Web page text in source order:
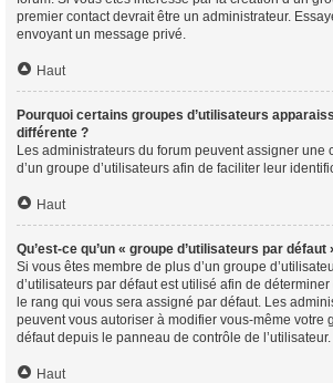
premier contact devrait être un administrateur.
envoyant un message privé.
Haut
Pourquoi certains groupes d’utilisateurs
différente ?
Les administrateurs du forum peuvent assigner une
d’un groupe d’utilisateurs afin de faciliter leur
Haut
Qu’est-ce qu’un « groupe d’utilisateurs par défaut
Si vous êtes membre de plus d’un groupe
d’utilisateurs par défaut est utilisé afin de
le rang qui vous sera assigné par défaut. Les
peuvent vous autoriser à modifier vous-même votre
défaut depuis le panneau de contrôle de l’utilisateur.
Haut